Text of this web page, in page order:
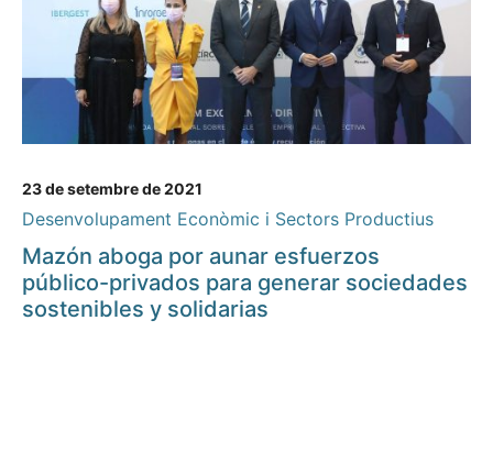
23 de setembre de 2021
Desenvolupament Econòmic i Sectors Productius
Mazón aboga por aunar esfuerzos
público-privados para generar sociedades
sostenibles y solidarias